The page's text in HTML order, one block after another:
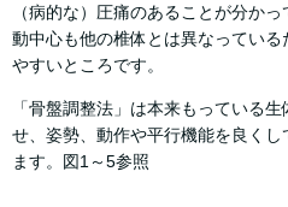
（病的な）圧痛のあることが分か
動中心も他の椎体とは異なってい
やすいところです。
「骨盤調整法」は本来もっている
せ、姿勢、動作や平行機能を良くし
ます。図1～5参照